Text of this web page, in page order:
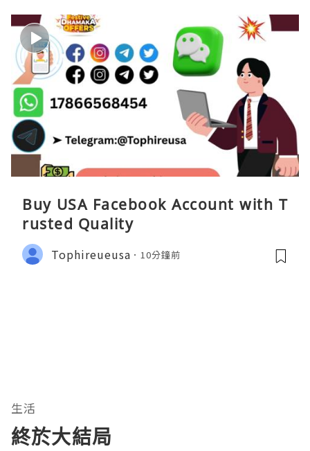
Buy USA Facebook Account with T
rusted Quality
Tophireueusa 10分鐘前
生活
終於大結局